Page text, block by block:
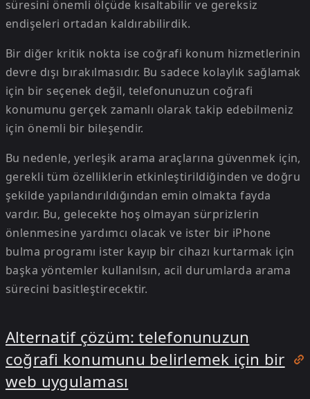
süresini önemli ölçüde kısaltabilir ve gereksiz
endişeleri ortadan kaldırabilirdik.
Bir diğer kritik nokta ise coğrafi konum hizmetlerinin
devre dışı bırakılmasıdır. Bu sadece kolaylık sağlamak
için bir seçenek değil, telefonunuzun coğrafi
konumunu gerçek zamanlı olarak takip edebilmeniz
için önemli bir bileşendir.
Bu nedenle, yerleşik arama araçlarına güvenmek için,
gerekli tüm özelliklerin etkinleştirildiğinden ve doğru
şekilde yapılandırıldığından emin olmakta fayda
vardır. Bu, gelecekte hoş olmayan sürprizlerin
önlenmesine yardımcı olacak ve ister bir iPhone
bulma programı ister kayıp bir cihazı kurtarmak için
başka yöntemler kullanılsın, acil durumlarda arama
sürecini basitleştirecektir.
Alternatif çözüm: telefonunuzun
coğrafi konumunu belirlemek için bir
web uygulaması